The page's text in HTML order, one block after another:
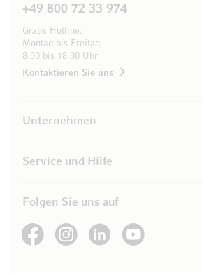
+49 800 72 33 974
Gratis Hotline:
Montag bis Freitag,
8.00 bis 18.00 Uhr
Kontaktieren Sie uns
Unternehmen
Service und Hilfe
Folgen Sie uns auf
See our FacebookSee our Instagram account
See our LinkedInSee our YouTube channel